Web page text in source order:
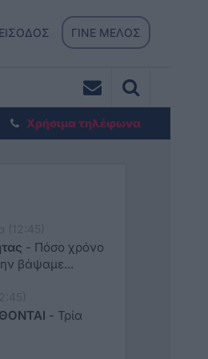
ΕΙΣΟΔΟΣ ΓΙΝΕ ΜΕΛΟΣ
Χρήσιμα τηλέφωνα
- Πόσο χρόνο
βάψαμε...
- Τρία